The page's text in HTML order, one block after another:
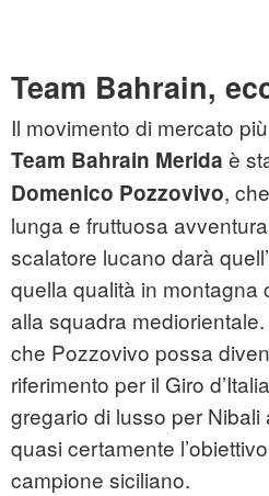
Team Bahrain,
Il movimento di mercato
Team Bahrain Merida è
Domenico Pozzovivo,
lunga e fruttuosa
scalatore lucano darà
quella qualità in montagna
alla squadra
che Pozzovivo possa
riferimento per il Giro
gregario di lusso per Nibali
quasi certamente
campione siciliano.